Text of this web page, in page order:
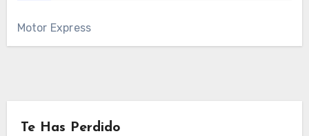
Motor Express
Te Has Perdido